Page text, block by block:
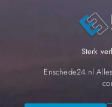
Sterk
Enschede24.nl